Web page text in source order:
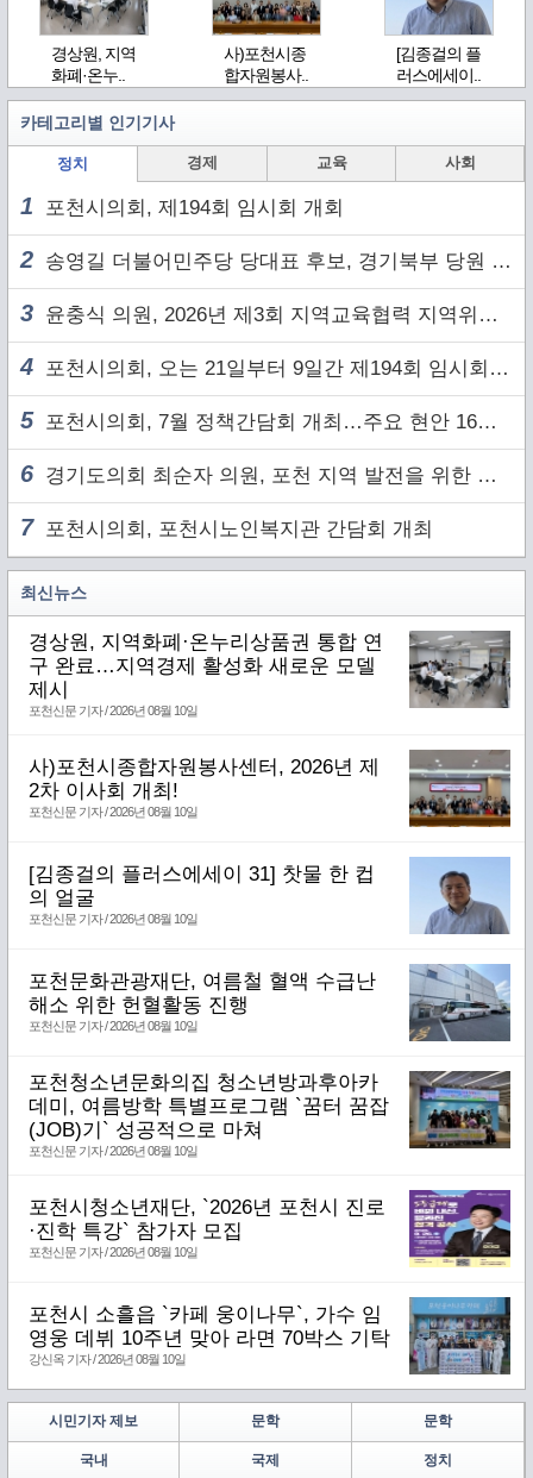
경상원, 지역
화폐·온누..
사)포천시종
합자원봉사..
[김종걸의 플
러스에세이..
카테고리별 인기기사
정치 경제 교육 사회
1 포천시의회, 제194회 임시회 개회
2 송영길 더불어민주당 당대표 후보, 경기북부 당원 및 2030 세대와 ‘소통 행보’
3 윤충식 의원, 2026년 제3회 지역교육협력 지역위원회 주재
4 포천시의회, 오는 21일부터 9일간 제194회 임시회 개회
5 포천시의회, 7월 정책간담회 개최…주요 현안 16건 점검
6 경기도의회 최순자 의원, 포천 지역 발전을 위한 정담회 개최
7포천시의회, 포천시노인복지관 간담회 개최
최신뉴스
경상원, 지역화폐·온누리상품권 통합 연
구 완료…지역경제 활성화 새로운 모델
제시
포천신문 기자 / 2026년 08월 10일
사)포천시종합자원봉사센터, 2026년 제
2차 이사회 개최!
포천신문 기자 / 2026년 08월 10일
[김종걸의 플러스에세이 31] 찻물 한 컵
의 얼굴
포천신문 기자 / 2026년 08월 10일
포천문화관광재단, 여름철 혈액 수급난
해소 위한 헌혈활동 진행
포천신문 기자 / 2026년 08월 10일
포천청소년문화의집 청소년방과후아카
데미, 여름방학 특별프로그램 `꿈터 꿈잡
(JOB)기` 성공적으로 마쳐
포천신문 기자 / 2026년 08월 10일
포천시청소년재단, `2026년 포천시 진로
·진학 특강` 참가자 모집
포천신문 기자 / 2026년 08월 10일
포천시 소흘읍 `카페 웅이나무`, 가수 임
영웅 데뷔 10주년 맞아 라면 70박스 기탁
강신옥 기자 / 2026년 08월 10일
시민기자 제보 문학 문학
국내 국제 정치